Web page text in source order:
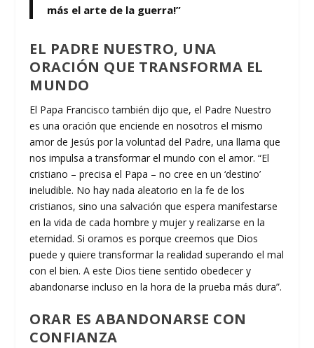
más el arte de la guerra!”
EL PADRE NUESTRO, UNA
ORACIÓN QUE TRANSFORMA EL
MUNDO
El Papa Francisco también dijo que, el Padre Nuestro
es una oración que enciende en nosotros el mismo
amor de Jesús por la voluntad del Padre, una llama que
nos impulsa a transformar el mundo con el amor. “El
cristiano – precisa el Papa – no cree en un ‘destino’
ineludible. No hay nada aleatorio en la fe de los
cristianos, sino una salvación que espera manifestarse
en la vida de cada hombre y mujer y realizarse en la
eternidad. Si oramos es porque creemos que Dios
puede y quiere transformar la realidad superando el mal
con el bien. A este Dios tiene sentido obedecer y
abandonarse incluso en la hora de la prueba más dura”.
ORAR ES ABANDONARSE CON
CONFIANZA